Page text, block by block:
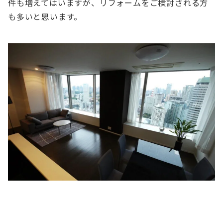
件も増えてはいますが、リフォームをご検討される方
も多いと思います。